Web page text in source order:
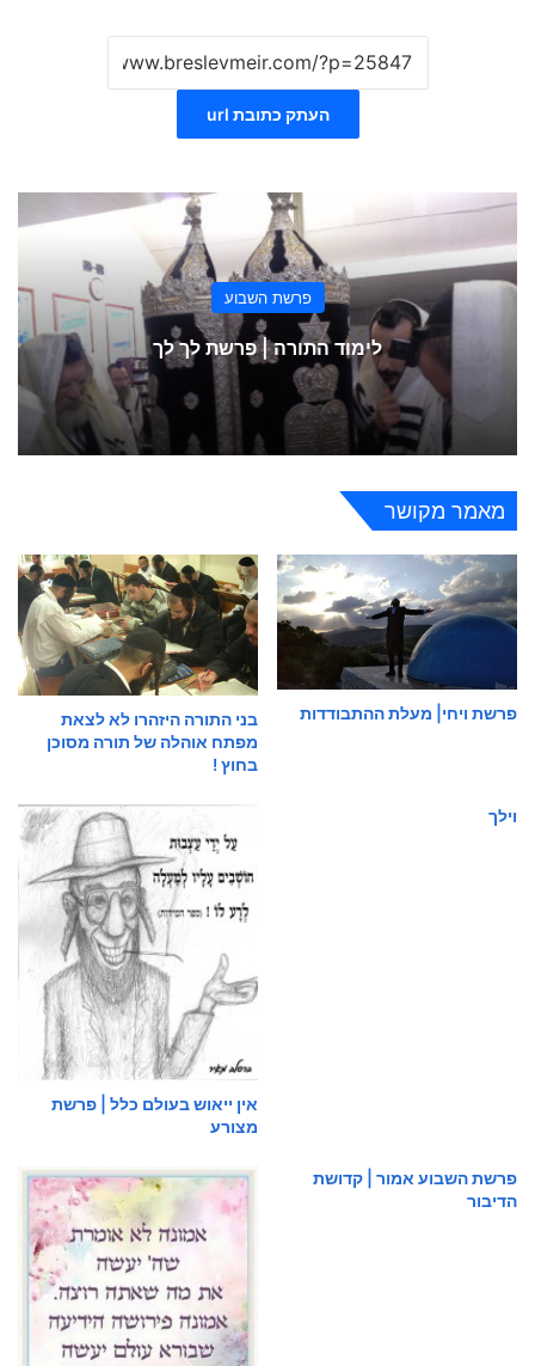
העתק כתובת url
פרשת השבוע
לימוד התורה | פרשת לך לך
מאמר מקושר
פרשת ויחי| מעלת ההתבודדות
בני התורה היזהרו לא לצאת
מפתח אוהלה של תורה מסוכן
בחוץ !
וילך
אין ייאוש בעולם כלל | פרשת
מצורע
פרשת השבוע אמור | קדושת
הדיבור